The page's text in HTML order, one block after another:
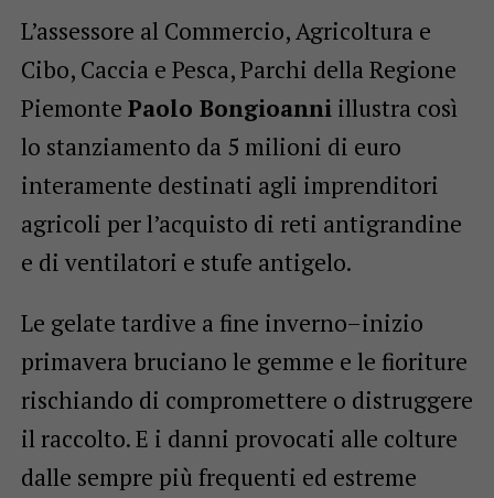
L’assessore al Commercio, Agricoltura e
Cibo, Caccia e Pesca, Parchi della Regione
Piemonte Paolo Bongioanniillustra così
lo stanziamento da 5 milioni di euro
interamente destinati agli imprenditori
agricoli per l’acquisto di reti antigrandine
e di ventilatori e stufe antigelo.
Le gelate tardive a fine inverno–inizio
primavera bruciano le gemme e le fioriture
rischiando di compromettere o distruggere
il raccolto. E i danni provocati alle colture
dalle sempre più frequenti ed estreme